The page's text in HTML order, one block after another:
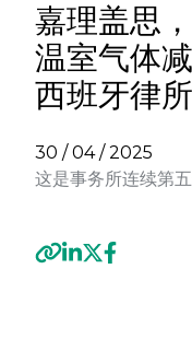
嘉理盖思
温室气体
西班牙律所
30 / 04 / 2025
这是事务所连续第